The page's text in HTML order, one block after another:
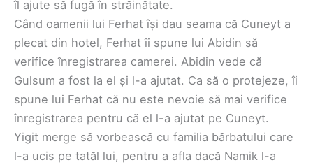
îl ajute să fugă în străinătate.
Când oamenii lui Ferhat își dau seama că Cuneyt a
plecat din hotel, Ferhat îi spune lui Abidin să
verifice înregistrarea camerei. Abidin vede că
Gulsum a fost la el și l-a ajutat. Ca să o protejeze, îi
spune lui Ferhat că nu este nevoie să mai verifice
înregistrarea pentru că el l-a ajutat pe Cuneyt.
Yigit merge să vorbească cu familia bărbatului care
l-a ucis pe tatăl lui, pentru a afla dacă Namik l-a